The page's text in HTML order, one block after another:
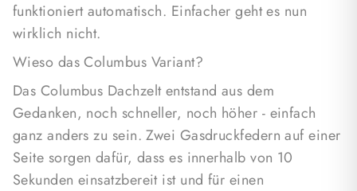
funktioniert automatisch. Einfacher geht es nun
wirklich nicht.
Wieso das Columbus Variant?
Das Columbus Dachzelt entstand aus dem
Gedanken, noch schneller, noch höher - einfach
ganz anders zu sein. Zwei Gasdruckfedern auf einer
Seite sorgen dafür, dass es innerhalb von 10
Sekunden einsatzbereit ist und für einen